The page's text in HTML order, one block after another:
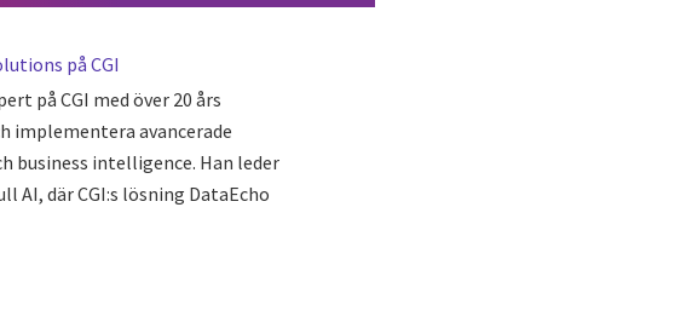
på CGI
på CGI med över 20 års
implementera avancerade
business intelligence. Han leder
AI, där CGI:s lösning DataEcho